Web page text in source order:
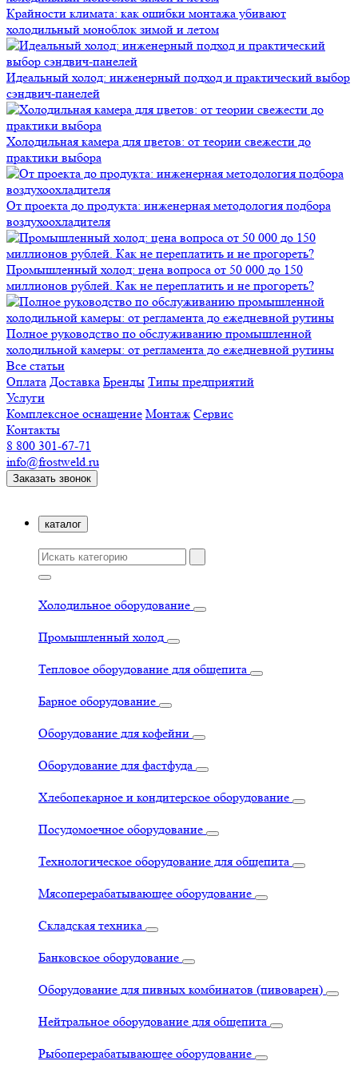
Крайности климата: как ошибки монтажа убивают
холодильный моноблок зимой и летом
Идеальный холод: инженерный подход и практический выбор
сэндвич-панелей
Холодильная камера для цветов: от теории свежести до
практики выбора
От проекта до продукта: инженерная методология подбора
воздухоохладителя
Промышленный холод: цена вопроса от 50 000 до 150
миллионов рублей. Как не переплатить и не прогореть?
Полное руководство по обслуживанию промышленной
холодильной камеры: от регламента до ежедневной рутины
Все статьи
Оплата Доставка Бренды Типы предприятий
Услуги
Комплексное оснащение Монтаж Сервис
Контакты
8 800 301-67-71
info@frostweld.ru
Заказать звонок
каталог
Холодильное оборудование
Промышленный холод
Тепловое оборудование для общепита
Барное оборудование
Оборудование для кофейни
Оборудование для фастфуда
Хлебопекарное и кондитерское оборудование
Посудомоечное оборудование
Технологическое оборудование для общепита
Мясоперерабатывающее оборудование
Складская техника
Банковское оборудование
Оборудование для пивных комбинатов (пивоварен)
Нейтральное оборудование для общепита
Рыбоперерабатывающее оборудование